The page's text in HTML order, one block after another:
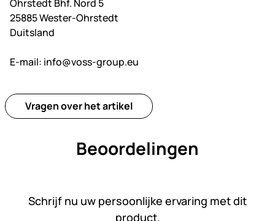
Ohrstedt Bhf. Nord 5
25885 Wester-Ohrstedt
Duitsland
E-mail: info@voss-group.eu
Vragen over het artikel
Beoordelingen
Schrijf nu uw persoonlijke ervaring met dit
product.